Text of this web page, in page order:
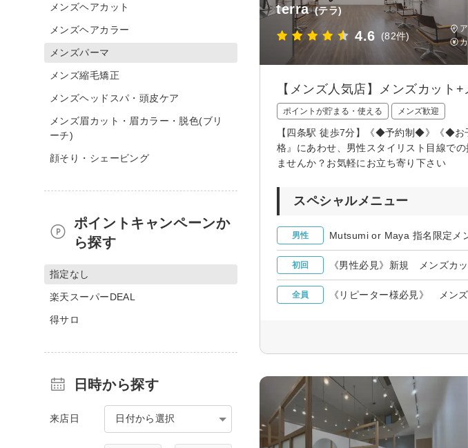
terra (テラ)
4.6 (82件)
【メンズ人気店】メンズカット
ポイントが貯まる・使える メンズ歓迎
【四条駅 徒歩7分】《◆予約制◆》《◆
格』にあわせ、男性スタイリスト目線で
ませんか？お気軽にお立ち寄り下さい
スペシャルメニュー
男性 Mutsumi or Maya 指名限定メ
初回 《男性必見》新規 メンズカ
全員 《リピーター様必見》 メン
メンズヘアカット
メンズヘアカラー
メンズパーマ
メンズ縮毛矯正
メンズヘッドスパ・頭皮ケア
メンズ眉カット・眉カラー・脱色(ブリ
ーチ)
顔そり・シェービング
ポイントキャンペーンか
ら探す
指定なし
楽天スーパーDEAL
得サロ
日時から探す
来店日 日付から選択